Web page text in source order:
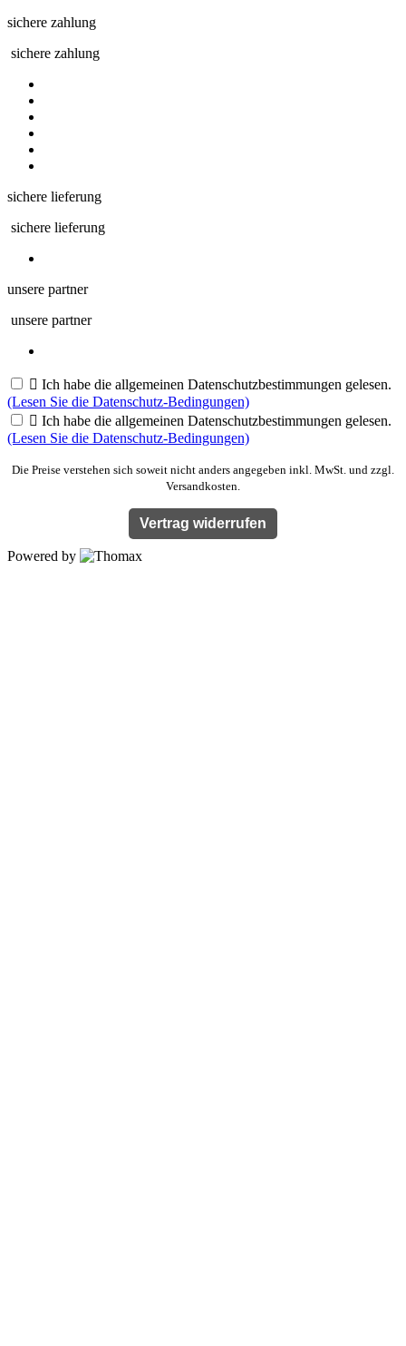
sichere zahlung
sichere zahlung
sichere lieferung
sichere lieferung
unsere partner
unsere partner
 Ich habe die allgemeinen Datenschutzbestimmungen gelesen.
(Lesen Sie die Datenschutz-Bedingungen)
 Ich habe die allgemeinen Datenschutzbestimmungen gelesen.
(Lesen Sie die Datenschutz-Bedingungen)
Die Preise verstehen sich soweit nicht anders angegeben inkl. MwSt. und zzgl.
Versandkosten.
Vertrag widerrufen
Powered by